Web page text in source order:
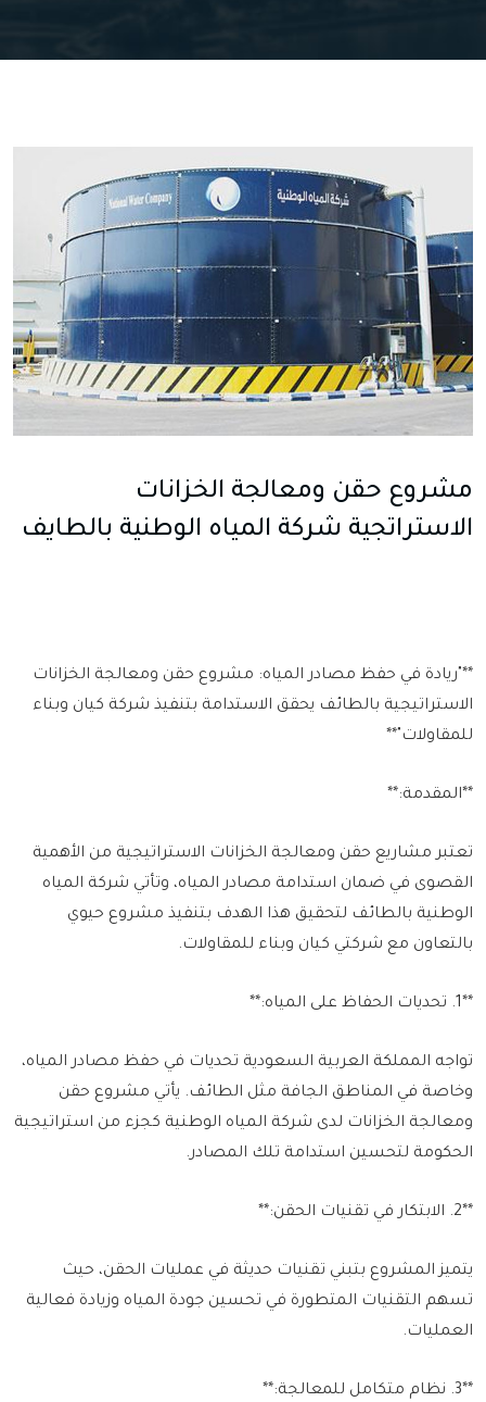
مشروع حقن ومعالجة الخزانات
الاستراتجية شركة المياه الوطنية بالطايف
**"ريادة في حفظ مصادر المياه: مشروع حقن ومعالجة الخزانات
الاستراتيجية بالطائف يحقق الاستدامة بتنفيذ شركة كيان وبناء
للمقاولات"**
**المقدمة:**
تعتبر مشاريع حقن ومعالجة الخزانات الاستراتيجية من الأهمية
القصوى في ضمان استدامة مصادر المياه، وتأتي شركة المياه
الوطنية بالطائف لتحقيق هذا الهدف بتنفيذ مشروع حيوي
بالتعاون مع شركتي كيان وبناء للمقاولات.
**1. تحديات الحفاظ على المياه:**
تواجه المملكة العربية السعودية تحديات في حفظ مصادر المياه،
وخاصة في المناطق الجافة مثل الطائف. يأتي مشروع حقن
ومعالجة الخزانات لدى شركة المياه الوطنية كجزء من استراتيجية
الحكومة لتحسين استدامة تلك المصادر.
**2. الابتكار في تقنيات الحقن:**
يتميز المشروع بتبني تقنيات حديثة في عمليات الحقن، حيث
تسهم التقنيات المتطورة في تحسين جودة المياه وزيادة فعالية
العمليات.
**3. نظام متكامل للمعالجة:**